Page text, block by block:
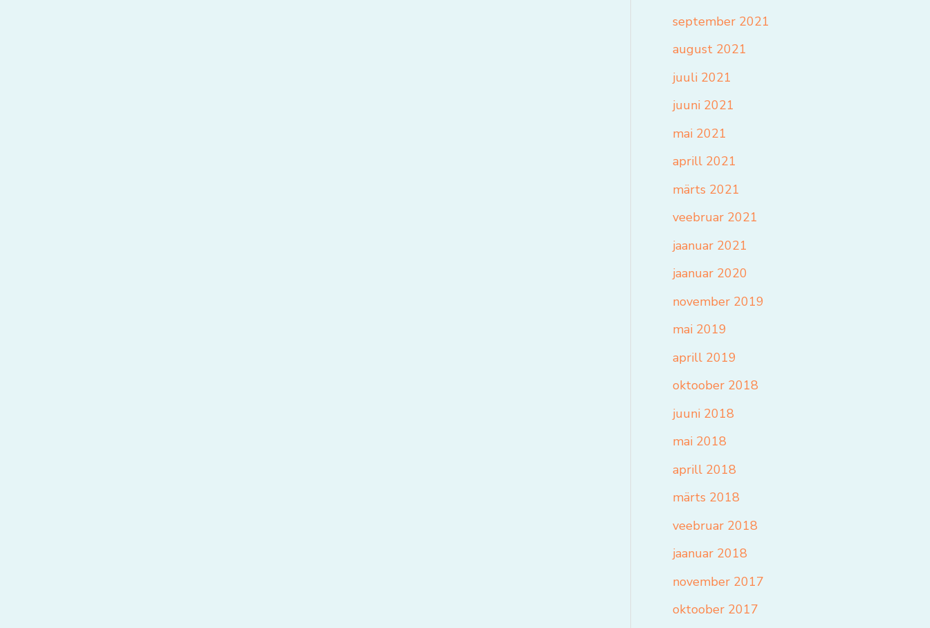
september 2021
august 2021
juuli 2021
juuni 2021
mai 2021
aprill 2021
märts 2021
veebruar 2021
jaanuar 2021
jaanuar 2020
november 2019
mai 2019
aprill 2019
oktoober 2018
juuni 2018
mai 2018
aprill 2018
märts 2018
veebruar 2018
jaanuar 2018
november 2017
oktoober 2017